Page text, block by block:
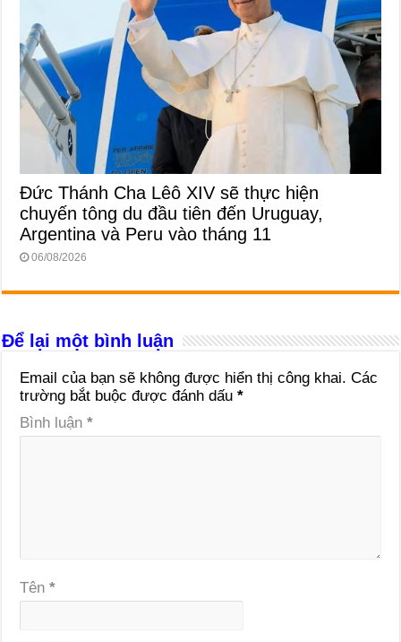
Đức Thánh Cha Lêô XIV sẽ thực hiện
chuyến tông du đầu tiên đến Uruguay,
Argentina và Peru vào tháng 11
06/08/2026
Để lại một bình luận
Email của bạn sẽ không được hiển thị công khai. Các
trường bắt buộc được đánh dấu*
Bình luận*
Tên*